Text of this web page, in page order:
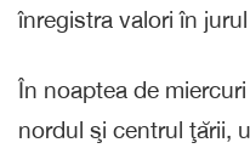
înregistra valori în
În noaptea de
nordul şi centrul ţării,